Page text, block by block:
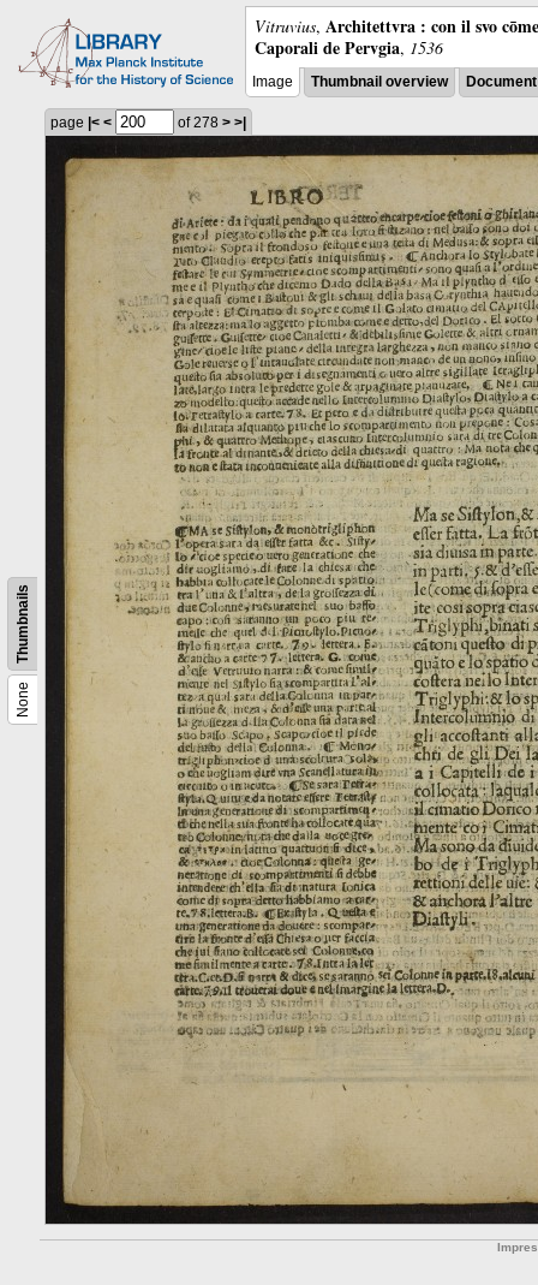
Vitruvius, Architettvra : con il svo
Caporali de Pervgia, 1536
Image Thumbnail overview
None
Thumbnails
page |< < of 278 > >|